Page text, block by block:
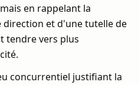
en rappelant la
et d'une tutelle de
tendre vers plus
concurrentiel justifiant la